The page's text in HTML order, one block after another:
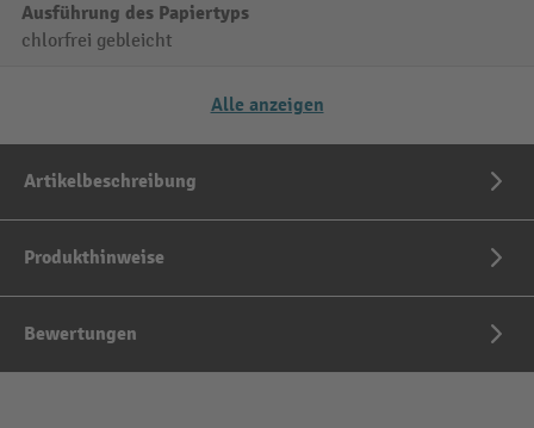
Ausführung des Papiertyps
chlorfrei gebleicht
Alle anzeigen
Artikelbeschreibung
Produkthinweise
Bewertungen